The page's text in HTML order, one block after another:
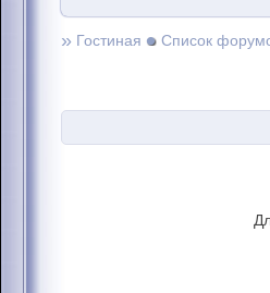
» Гостиная Список